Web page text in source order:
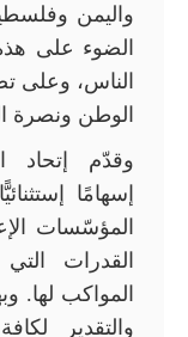
واليمن
الضوء على
الناس، وعلى
الوطن ونصرة
وقدّم إتحاد
إسهامًا
المؤسّسات
القدرات التي
المواكب لها.
والتقدير